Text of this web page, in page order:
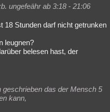
ungefeähr ab 3:18 - 21:06
18 Stunden darf nicht getrunken
leugnen?
belesen hast, der
geschrieben das der Mensch 5
kann,